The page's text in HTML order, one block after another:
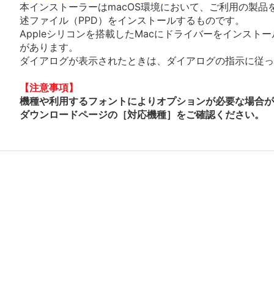
本インストーラーはmacOS環境において、ご利用の製
述ファイル（PPD）をインストールするものです。
Appleシリコンを搭載したMacにドライバーをインスト
があります。
ダイアログが表示されたときは、ダイアログの指示に従
【注意事項】
機種や利用するフォントによりオプションが必要な場合
ダウンロードページの［対応機種］をご確認ください。